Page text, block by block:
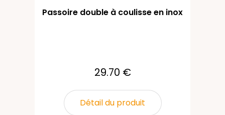
Passoire double à coulisse en inox
29.70 €
Détail du produit